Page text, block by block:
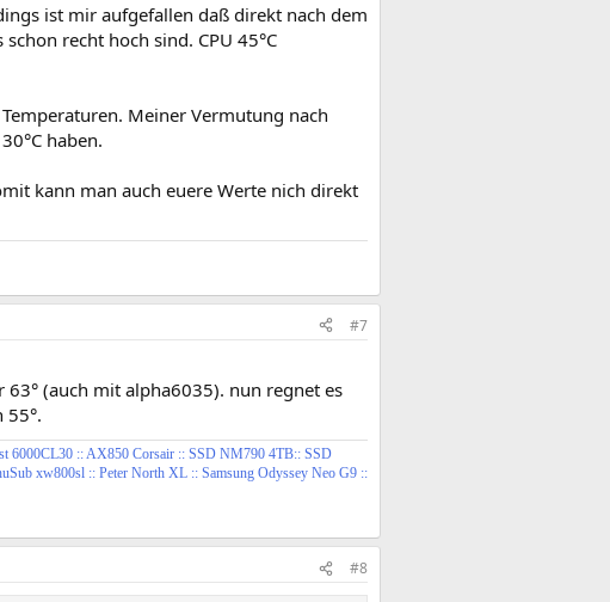
ist mir aufgefallen daß direkt nach dem
recht hoch sind. CPU 45°C
Meiner Vermutung nach
haben.
kann man auch euere Werte nich direkt
#7
(auch mit alpha6035). nun regnet es
55°.
6000CL30 :: AX850 Corsair :: SSD NM790 4TB:: SSD
xw800sl :: Peter North XL :: Samsung Odyssey Neo G9 ::
#8